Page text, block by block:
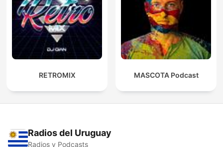
RETROMIX MASCOTA Podcast
Radios del Uruguay
Radios y Podcasts